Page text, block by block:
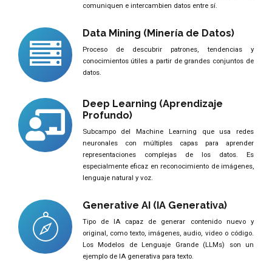
comuniquen e intercambien datos entre sí.
Data Mining (Minería de Datos)
Proceso de descubrir patrones, tendencias y
conocimientos útiles a partir de grandes conjuntos de
datos.
Deep Learning (Aprendizaje
Profundo)
Subcampo del Machine Learning que usa redes
neuronales con múltiples capas para aprender
representaciones complejas de los datos. Es
especialmente eficaz en reconocimiento de imágenes,
lenguaje natural y voz.
Generative AI (IA Generativa)
Tipo de IA capaz de generar contenido nuevo y
original, como texto, imágenes, audio, video o código.
Los Modelos de Lenguaje Grande (LLMs) son un
ejemplo de IA generativa para texto.